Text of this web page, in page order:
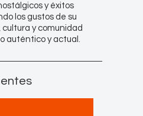
y éxitos
los gustos de su
y comunidad
auténtico y actual.